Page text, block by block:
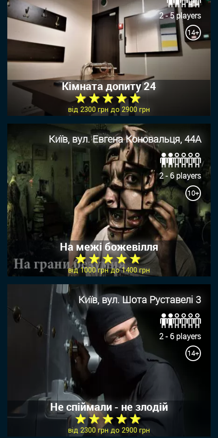
2 - 5 players
14+
Кімната допиту 24
★ ★ ★ ★ ★
від 2300 грн до 2900 грн
Київ, вул. Евгена Коновальця, 44А
2 - 6 players
10+
На межі божевілля
★ ★ ★ ★ ★
від 1000 грн до 1400 грн
Київ, вул. Шота Руставелі 3
2 - 6 players
14+
Не спіймали - не злодій
★ ★ ★ ★ ★
від 2300 грн до 2900 грн